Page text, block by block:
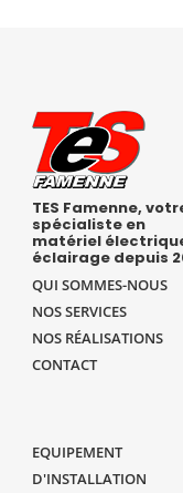
TES Famenne,
spécialiste en
matériel
éclairage depuis
QUI SOMMES-NOUS
NOS SERVICES
NOS RÉALISATIONS
CONTACT
EQUIPEMENT
D'INSTALLATION